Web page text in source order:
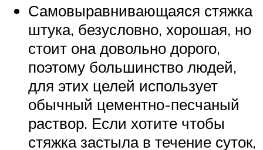
Самовыравнивающаяся стяжка
штука, безусловно, хорошая, но
стоит она довольно дорого,
поэтому большинство людей,
для этих целей использует
обычный цементно-песчаный
раствор. Если хотите чтобы
стяжка застыла в течение суток,